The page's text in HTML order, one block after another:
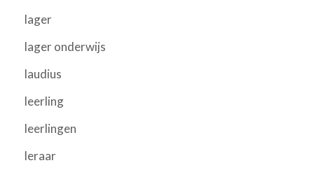
lager
lager onderwijs
laudius
leerling
leerlingen
leraar